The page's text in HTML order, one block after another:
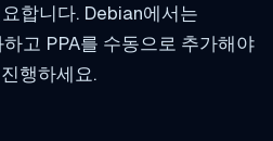
합니다. Debian에서는
고 PPA를 수동으로 추가해야
행하세요.